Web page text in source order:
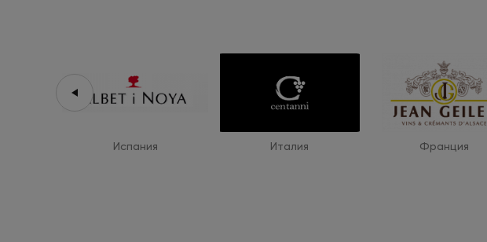
Испания Италия Франция